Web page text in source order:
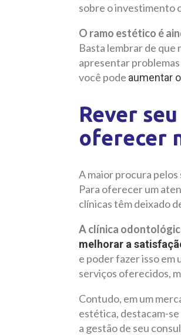
sobre o investimento
O ramo estético é
Basta lembrar de
apresentar
você pode aumentar
Rever
oferecer
A maior procura
Para oferecer um
clínicas têm deixado
A clínica
melhorar a
e poder fazer isso em
serviços oferecidos,
Contudo, em um
estética, destacam-
a gestão de seu